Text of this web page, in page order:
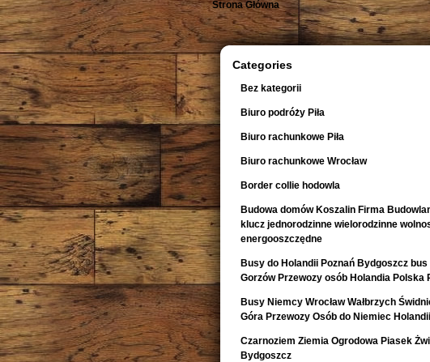
Strona Główna
Categories
Bez kategorii
Biuro podróży Piła
Biuro rachunkowe Piła
Biuro rachunkowe Wrocław
Border collie hodowla
Budowa domów Koszalin Firma
klucz jednorodzinne wielorodzinne
energooszczędne
Busy do Holandii Poznań Bydgoszcz
Gorzów Przewozy osób Holandia Polska
Busy Niemcy Wrocław Wałbrzych
Góra Przewozy Osób do Niemiec
Czarnoziem Ziemia Ogrodowa Piasek
Bydgoszcz